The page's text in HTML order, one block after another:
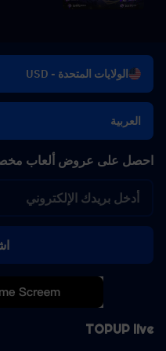
الولايات المتحدة - USD
العربية
TOPUP live
احصل على عروض ألعاب